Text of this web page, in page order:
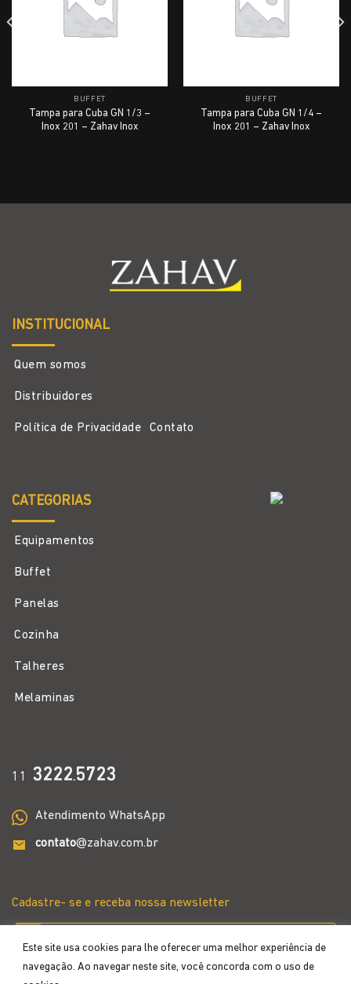
Este site usa cookies para lhe oferecer uma melhor experiência de
navegação. Ao navegar neste site, você concorda com o uso de
BUFFET
Tampa para Cuba GN 1/3 –
Inox 201 – Zahav Inox
BUFFET
Tampa para Cuba GN 1/4 –
Inox 201 – Zahav Inox
INSTITUCIONAL
Quem somos
Distribuidores
Política de Privacidade Contato
CATEGORIAS
Equipamentos
Buffet
Panelas
Cozinha
Talheres
Melaminas
11 3222.5723
Atendimento WhatsApp
contato@zahav.com.br
Cadastre- se e receba nossa newsletter